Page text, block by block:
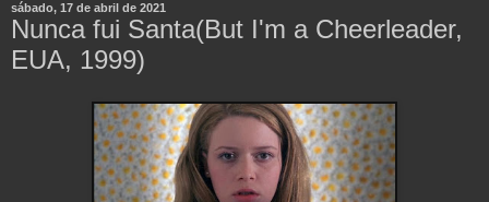
sábado, 17 de abril de 2021
Nunca fui Santa(But I'm a Cheerleader,
EUA, 1999)